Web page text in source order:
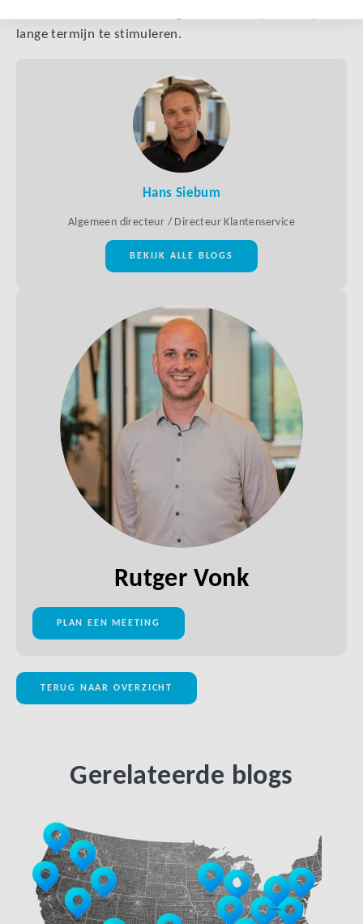
lange termijn te stimuleren.
Hans Siebum
Algemeen directeur / Directeur Klantenservice
BEKIJK ALLE BLOGS
Rutger Vonk
PLAN EEN MEETING
TERUG NAAR OVERZICHT
Gerelateerde blogs